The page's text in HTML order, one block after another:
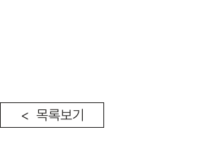
< 목록보기